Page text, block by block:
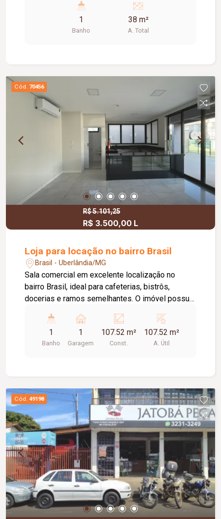
1
Banho
38 m²
A. Total
Cód. 70456
R$ 5.101,25
R$ 3.500,00 L
Loja para locação no bairro Brasil
Brasil - Uberlândia/MG
Sala comercial em excelente localização no
bairro Brasil, ideal para cafeterias, bistrôs,
docerias e ramos semelhantes. O imóvel possui
e 107,52m² de área total. Conta com ar-
condicionado, banheiro privativo com
acessibilidade, bancada com pia e armários
clientes.
1
Banho
1
Garagem
107.52 m²
Const.
107.52 m²
A. Útil
Cód. 49198